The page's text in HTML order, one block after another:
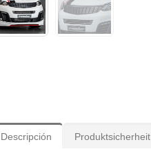
Descripción Produktsicherheit